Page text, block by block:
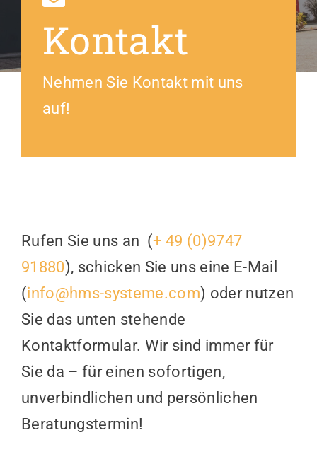
Kontakt
Nehmen Sie Kontakt mit uns
auf!
Rufen Sie uns an (+ 49 (0)9747
91880), schicken Sie uns eine E-Mail
(info@hms-systeme.com) oder nutzen
Sie das unten stehende
Kontaktformular. Wir sind immer für
Sie da – für einen sofortigen,
unverbindlichen und persönlichen
Beratungstermin!